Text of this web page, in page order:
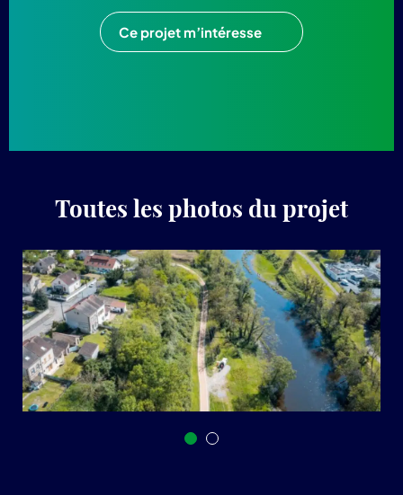
Ce projet m’intéresse
Toutes les photos du projet